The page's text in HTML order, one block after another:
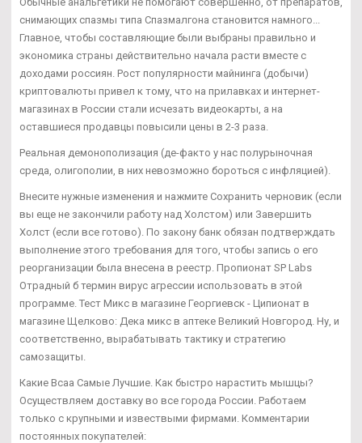
снимающих спазмы типа Спазмалгона становится намного...
Главное, чтобы составляющие были выбраны правильно и
экономика страны действительно начала расти вместе с
доходами россиян. Рост популярности майнинга (добычи)
криптовалюты привел к тому, что на прилавках и интернет-
магазинах в России стали исчезать видеокарты, а на
оставшиеся продавцы повысили цены в 2-3 раза.
Реальная демонополизация (де-факто у нас полурыночная
среда, олигополии, в них невозможно бороться с инфляцией).
Внесите нужные изменения и нажмите Сохранить черновик (если
вы еще не закончили работу над Холстом) или Завершить
Холст (если все готово). По закону банк обязан подтверждать
выполнение этого требования для того, чтобы запись о его
реорганизации была внесена в реестр. Пропионат SP Labs
Отрадный б термин вирус агрессии использовать в этой
программе. Тест Микс в магазине Георгиевск - Ципионат в
магазине Щелково: Дека микс в аптеке Великий Новгород. Ну, и
соответственно, вырабатывать тактику и стратегию
самозащиты.
Какие Bcaa Самые Лучшие. Как быстро нарастить мышцы?
Осуществляем доставку во все города России. Работаем
только с крупными и извествыми фирмами. Комментарии
постоянных покупателей: